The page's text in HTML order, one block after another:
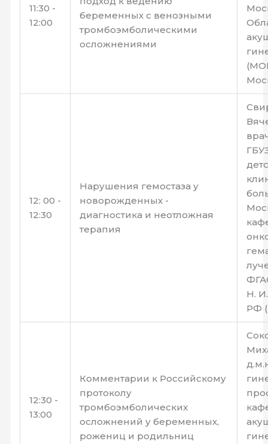
11:30 -
12:00
беременных с венозными
тромбоэмболическими
осложнениями
12: 00 -
12:30
Нарушения гемостаза у
новорожденных -
диагностика и неотложная
терапия
Н.
РФ
12:30 -
13:00
Комментарии к Российскому
протоколу
тромбоэмболических
осложнений у беременных,
рожениц и родильниц